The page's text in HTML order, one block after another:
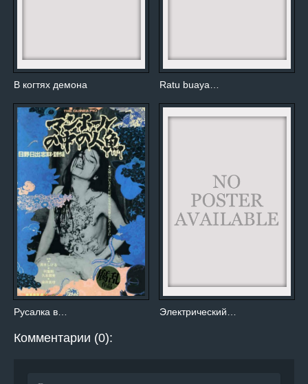
В когтях демона Ratu buaya…
Русалка в… Электрический…
Комментарии (0):